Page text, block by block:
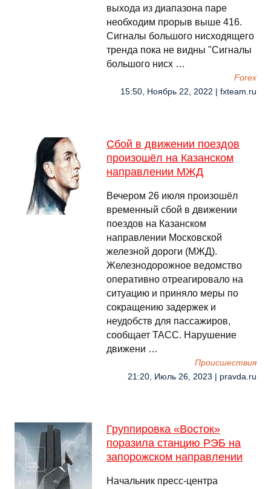
выхода из диапазона паре
необходим прорыв выше 416.
Сигналы большого нисходящего
тренда пока не видны "Сигналы
большого нисх …
Forex
15:50, Ноябрь 22, 2022 | fxteam.ru
Сбой в движении поездов
произошёл на Казанском
направлении МЖД
Вечером 26 июля произошёл
временный сбой в движении
поездов на Казанском
направлении Московской
железной дороги (МЖД).
Железнодорожное ведомство
оперативно отреагировало на
ситуацию и приняло меры по
сокращению задержек и
неудобств для пассажиров,
сообщает ТАСС. Нарушение
движени …
Происшествия
21:20, Июль 26, 2023 | pravda.ru
Группировка «Восток»
поразила станцию РЭБ на
запорожском направлении
Начальник пресс-центра